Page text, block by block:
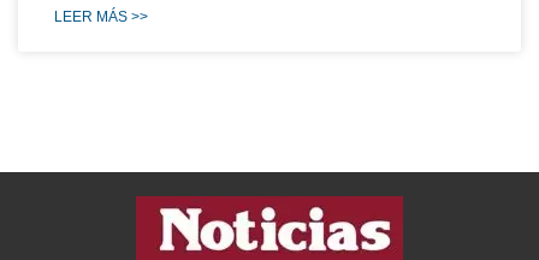
LEER MÁS >>